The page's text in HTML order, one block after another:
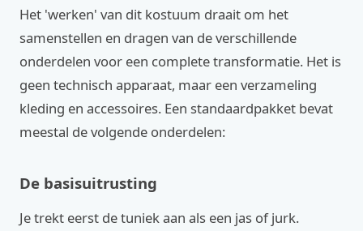
Het 'werken' van dit kostuum draait om het
samenstellen en dragen van de verschillende
onderdelen voor een complete transformatie. Het is
geen technisch apparaat, maar een verzameling
kleding en accessoires. Een standaardpakket bevat
meestal de volgende onderdelen:
De basisuitrusting
Je trekt eerst de tuniek aan als een jas of jurk.